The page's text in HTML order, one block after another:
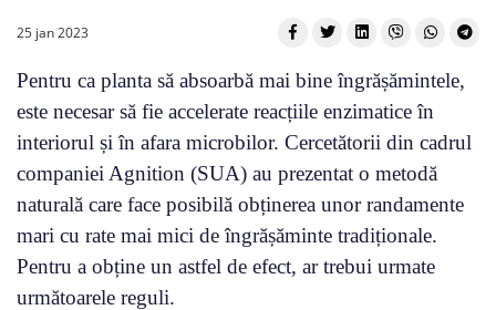
25 jan 2023
Pentru ca planta să absoarbă mai bine îngrășămintele,
este necesar să fie accelerate reacțiile enzimatice în
interiorul și în afara microbilor. Cercetătorii din cadrul
companiei Agnition (SUA) au prezentat o metodă
naturală care face posibilă obținerea unor randamente
mari cu rate mai mici de îngrășăminte tradiționale.
Pentru a obține un astfel de efect, ar trebui urmate
următoarele reguli.